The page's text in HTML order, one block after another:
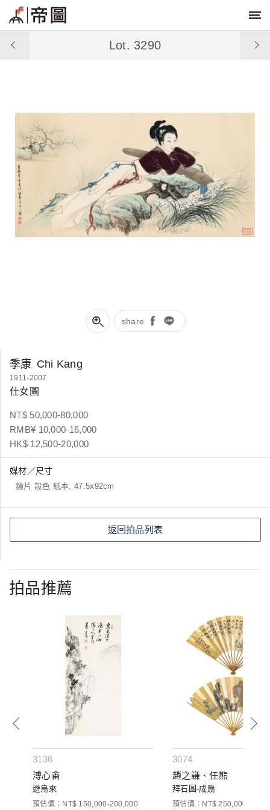
share
Lot. 3290
季康 Chi Kang
1911-2007
仕女圖
NT$ 50,000-80,000
RMB¥ 10,000-16,000
HK$ 12,500-20,000
媒材／尺寸
鏡片 設色 紙本, 47.5x92cm
返回拍品列表
拍品推薦
3136
溥心畬
遊烏來
預估價：NT$ 150,000-200,000
3074
趙之謙、任熊
拜石圖-成扇
預估價：NT$ 250,000-